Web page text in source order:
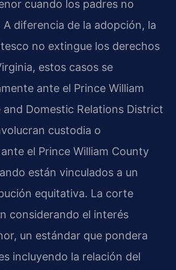
cuando los padres no
diferencia de la adopción, la
no extingue los derechos
estos casos se
ante el Prince William
Domestic Relations District
custodia o
el Prince William County
están vinculados a un
equitativa. La corte
considerando el interés
un estándar que pondera
incluyendo la relación del